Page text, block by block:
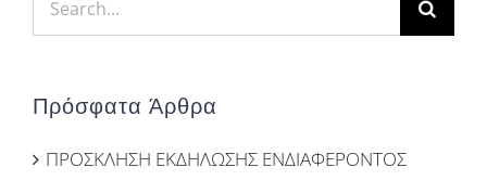
for:
Πρόσφατα Άρθρα
ΠΡΟΣΚΛΗΣΗ ΕΚΔΗΛΩΣΗΣ ΕΝΔΙΑΦΕΡΟΝΤΟΣ